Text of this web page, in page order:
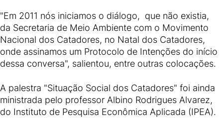
"Em 2011 nós iniciamos o diálogo, que não existia,
da Secretaria de Meio Ambiente com o Movimento
Nacional dos Catadores, no Natal dos Catadores,
onde assinamos um Protocolo de Intenções do início
dessa conversa", salientou, entre outras colocações.
A palestra "Situação Social dos Catadores" foi ainda
ministrada pelo professor Albino Rodrigues Alvarez,
do Instituto de Pesquisa Econômica Aplicada (IPEA).